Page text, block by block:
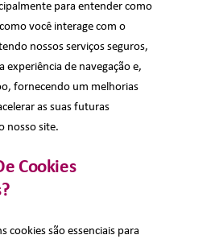
para entender como
você interage com o
nossos serviços seguros,
experiência de navegação e,
fornecendo um melhorias
as suas futuras
nosso site.
Cookies
cookies são essenciais para